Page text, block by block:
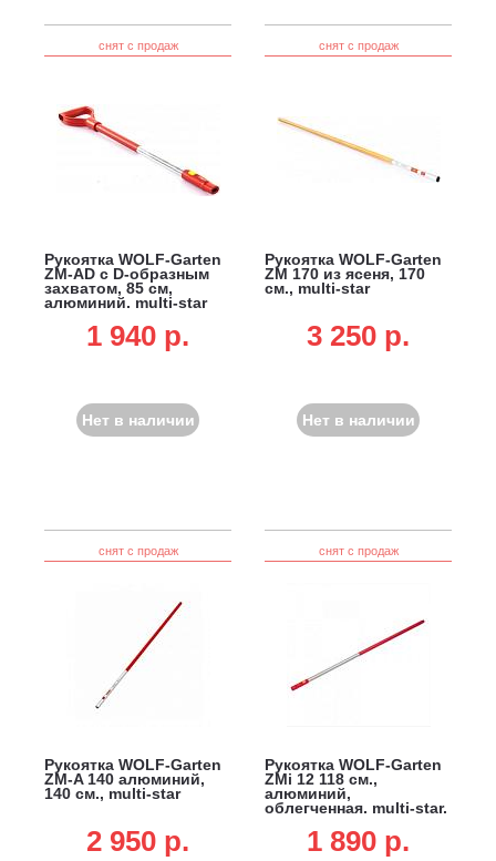
снят с продаж
Рукоятка WOLF-Garten
ZM-AD с D-образным
захватом, 85 см,
алюминий, multi-star
1 940 p.
Нет в наличии
снят с продаж
Рукоятка WOLF-Garten
ZM 170 из ясеня, 170
см., multi-star
3 250 p.
Нет в наличии
снят с продаж
Рукоятка WOLF-Garten
ZM-A 140 алюминий,
140 см., multi-star
2 950 p.
снят с продаж
Рукоятка WOLF-Garten
ZMi 12 118 см.,
алюминий,
облегченная, multi-star,
3-в-1, SR-M 60 и лопат
для очистки от снега
1 890 p.